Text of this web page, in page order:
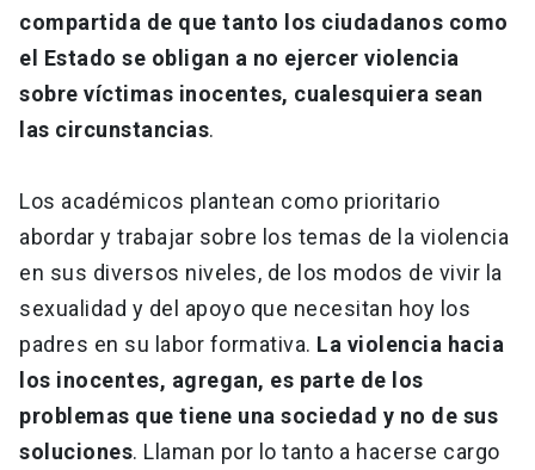
compartida de que tanto los ciudadanos como
el Estado se obligan a no ejercer violencia
sobre víctimas inocentes, cualesquiera sean
las circunstancias.
Los académicos plantean como prioritario
abordar y trabajar sobre los temas de la violencia
en sus diversos niveles, de los modos de vivir la
sexualidad y del apoyo que necesitan hoy los
padres en su labor formativa. La violencia hacia
los inocentes, agregan, es parte de los
problemas que tiene una sociedad y no de sus
soluciones. Llaman por lo tanto a hacerse cargo